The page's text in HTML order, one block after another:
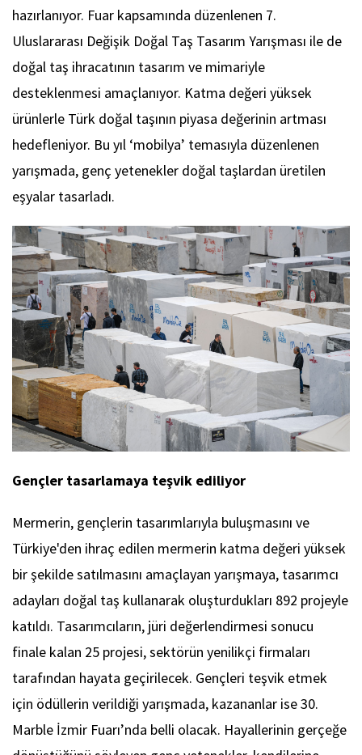
hazırlanıyor. Fuar kapsamında düzenlenen 7.
Uluslararası Değişik Doğal Taş Tasarım Yarışması ile de
doğal taş ihracatının tasarım ve mimariyle
desteklenmesi amaçlanıyor. Katma değeri yüksek
ürünlerle Türk doğal taşının piyasa değerinin artması
hedefleniyor. Bu yıl ‘mobilya’ temasıyla düzenlenen
yarışmada, genç yetenekler doğal taşlardan üretilen
eşyalar tasarladı.
Gençler tasarlamaya teşvik ediliyor
Mermerin, gençlerin tasarımlarıyla buluşmasını ve
Türkiye'den ihraç edilen mermerin katma değeri yüksek
bir şekilde satılmasını amaçlayan yarışmaya, tasarımcı
adayları doğal taş kullanarak oluşturdukları 892 projeyle
katıldı. Tasarımcıların, jüri değerlendirmesi sonucu
finale kalan 25 projesi, sektörün yenilikçi firmaları
tarafından hayata geçirilecek. Gençleri teşvik etmek
için ödüllerin verildiği yarışmada, kazananlar ise 30.
Marble İzmir Fuarı’nda belli olacak. Hayallerinin gerçeğe